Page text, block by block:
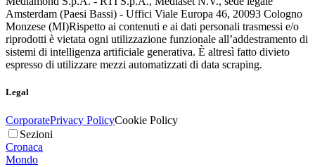
Amsterdam (Paesi Bassi) - Uffici Viale Europa 46, 20093 Cologno
Monzese (MI)Rispetto ai contenuti e ai dati personali trasmessi e/o
riprodotti è vietata ogni utilizzazione funzionale all’addestramento di
sistemi di intelligenza artificiale generativa. È altresì fatto divieto
espresso di utilizzare mezzi automatizzati di data scraping.
Legal
CorporatePrivacy PolicyCookie Policy
Sezioni
Cronaca
Mondo